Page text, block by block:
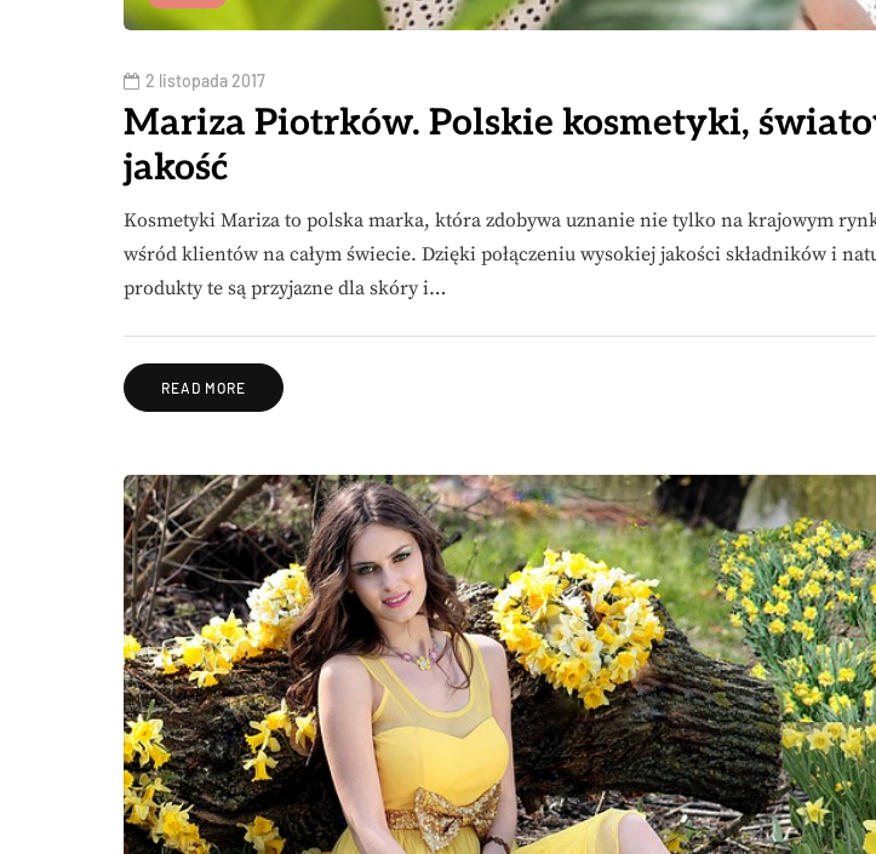
2 listopada 2017
Mariza Piotrków. Polskie kosmetyki,
jakość
Kosmetyki Mariza to polska marka, która zdobywa uznanie nie tylko na krajowym
wśród klientów na całym świecie. Dzięki połączeniu wysokiej jakości składników i
produkty te są przyjazne dla skóry i…
READ MORE